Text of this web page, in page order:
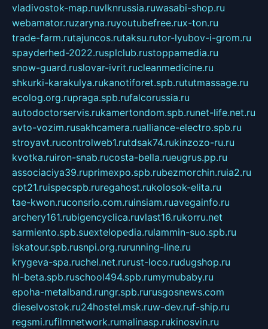
vladivostok-map.ruvlknrussia.ruwasabi-shop.ru
webamator.ruzaryna.ruyoutubefree.rux-ton.ru
trade-farm.rutajuncos.rutaksu.rutor-lyubov-i-grom.ru
spayderhed-2022.rusplclub.rustoppamedia.ru
snow-guard.ruslovar-ivrit.rucleanmedicine.ru
shkurki-karakulya.rukanotiforet.spb.rututmassage.ru
ecolog.org.rupraga.spb.rufalcorussia.ru
autodoctorservis.rukamertondom.spb.runet-life.net.ru
avto-vozim.rusakhcamera.rualliance-electro.spb.ru
stroyavt.rucontrolweb1.rutdsak74.rukinzozo-ru.ru
kvotka.ruiron-snab.rucosta-bella.rueugrus.pp.ru
associaciya39.ruprimexpo.spb.rubezmorchin.ruia2.ru
cpt21.ruispecspb.ruregahost.rukolosok-elita.ru
tae-kwon.ruconsrio.com.ruinsiam.ruavegainfo.ru
archery161.rubigencyclica.ruvlast16.rukorru.net
sarmiento.spb.suextelopedia.rulammin-suo.spb.ru
iskatour.spb.rusnpi.org.rurunning-line.ru
krygeva-spa.ruchel.net.rurust-loco.rudugshop.ru
hl-beta.spb.ruschool494.spb.rumymubaby.ru
epoha-metalband.rungr.spb.rurusgosnews.com
dieselvostok.ru24hostel.msk.ruw-dev.ruf-ship.ru
regsmi.rufilmnetwork.rumalinasp.rukinosvin.ru